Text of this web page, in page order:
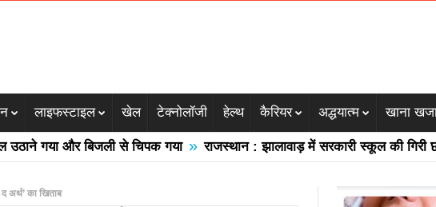
लाइफस्टाइल खेल टेक्नोलॉजी हेल्थ कैरियर अद्धयात्म खाना
गया और बिजली से चिपक गया » राजस्थान : झालावाड़ में सरकारी स्कूल की गिरी छत
अर्थ’ का खिताब